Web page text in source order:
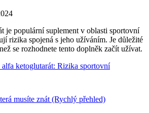
je populární suplement v oblasti sportovní
rizika spojená s jeho užíváním. Je důležité
se rozhodnete tento doplněk začít užívat.
ketoglutarát: Rizika sportovní